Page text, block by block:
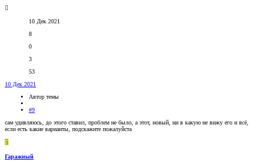
10 Дек 2021
8
0
3
53
10 Дек 2021
Автор темы
#9
сам удивляюсь, до этого ставил, проблем не было, а этот, новый, ни в какую не вижу его и всё,
если есть какие варианты, подскажите пожалуйста
Г
Гаражный